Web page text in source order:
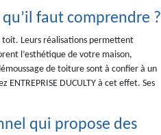
faut comprendre ?
toit. Leurs réalisations permettent
l’esthétique de votre maison,
de toiture sont à confier à un
DUCULTY à cet effet. Ses
qui propose des